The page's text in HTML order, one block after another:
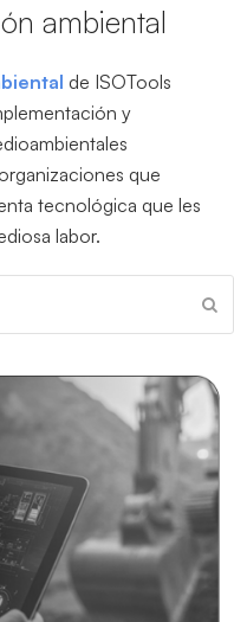
ambiental
de ISOTools
y
que
tecnológica que les
labor.